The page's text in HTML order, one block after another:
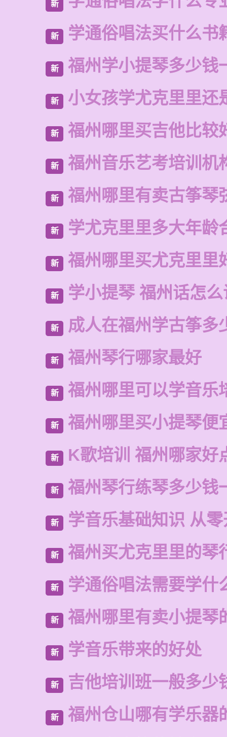
新
新 学通俗唱法买什么书
新 福州学小提琴多少钱
新 小女孩学尤克里里还
新 福州哪里买吉他比较
新 福州音乐艺考培训机
新 福州哪里有卖古筝琴
新 学尤克里里多大年龄
新 福州哪里买尤克里里
新 学小提琴 福州话怎
新 成人在福州学古筝多
新 福州琴行哪家最好
新 福州哪里可以学音乐
新 福州哪里买小提琴便
新 K歌培训 福州哪家好
新 福州琴行练琴多少钱
新 学音乐基础知识 从
新 福州买尤克里里的琴
新 学通俗唱法需要学什
新 福州哪里有卖小提琴
新 学音乐带来的好处
新 吉他培训班一般多少
新 福州仓山哪有学乐器